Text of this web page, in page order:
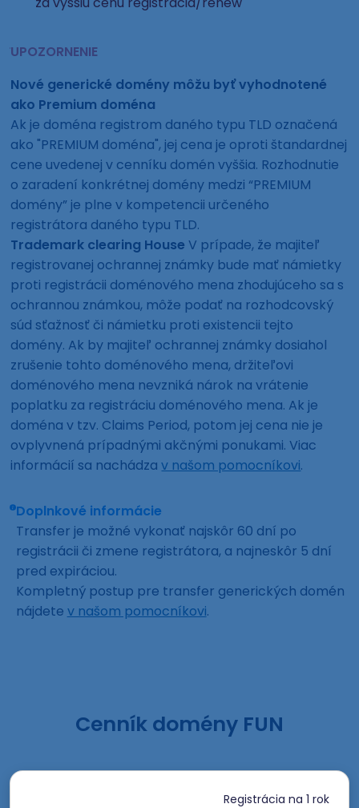
UPOZORNENIE
Nové generické domény môžu byť vyhodnotené
ako Premium doména
Ak je doména registrom daného typu TLD označená
ako "PREMIUM doména", jej cena je oproti štandardnej
cene uvedenej v cenníku domén vyššia. Rozhodnutie
o zaradení konkrétnej domény medzi “PREMIUM
domény” je plne v kompetencii určeného
registrátora daného typu TLD.
Trademark clearing House V prípade, že majiteľ
registrovanej ochrannej známky bude mať námietky
proti registrácii doménového mena zhodujúceho sa s
ochrannou známkou, môže podať na rozhodcovský
súd sťažnosť či námietku proti existencii tejto
domény. Ak by majiteľ ochrannej známky dosiahol
zrušenie tohto doménového mena, držiteľovi
doménového mena nevzniká nárok na vrátenie
poplatku za registráciu doménového mena. Ak je
doména v tzv. Claims Period, potom jej cena nie je
ovplyvnená prípadnými akčnými ponukami. Viac
informácií sa nachádzav našom pomocníkovi.
Doplnkové informácie
Transfer je možné vykonať najskôr 60 dní po
registrácii či zmene registrátora, a najneskôr 5 dní
pred expiráciou.
Kompletný postup pre transfer generických domén
nájdete v našom pomocníkovi.
Cenník domény FUN
Registrácia na 1 rok